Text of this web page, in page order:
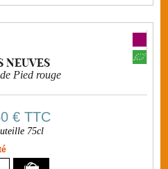
Pied rouge
€TTC
75cl